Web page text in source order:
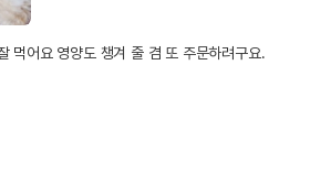
먹어요 영양도 챙겨 줄 겸 또 주문하려구요.